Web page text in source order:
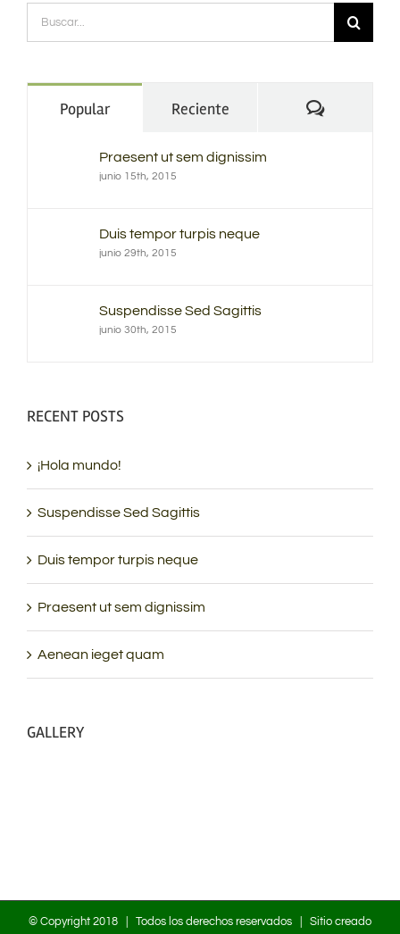
Buscar:
Popular Reciente
Praesent ut sem dignissim
junio 15th, 2015
Duis tempor turpis neque
junio 29th, 2015
Suspendisse Sed Sagittis
junio 30th, 2015
RECENT POSTS
¡Hola mundo!
Suspendisse Sed Sagittis
Duis tempor turpis neque
Praesent ut sem dignissim
Aenean ieget quam
GALLERY
© Copyright 2018 | Todos los derechos reservados | Sitio creado